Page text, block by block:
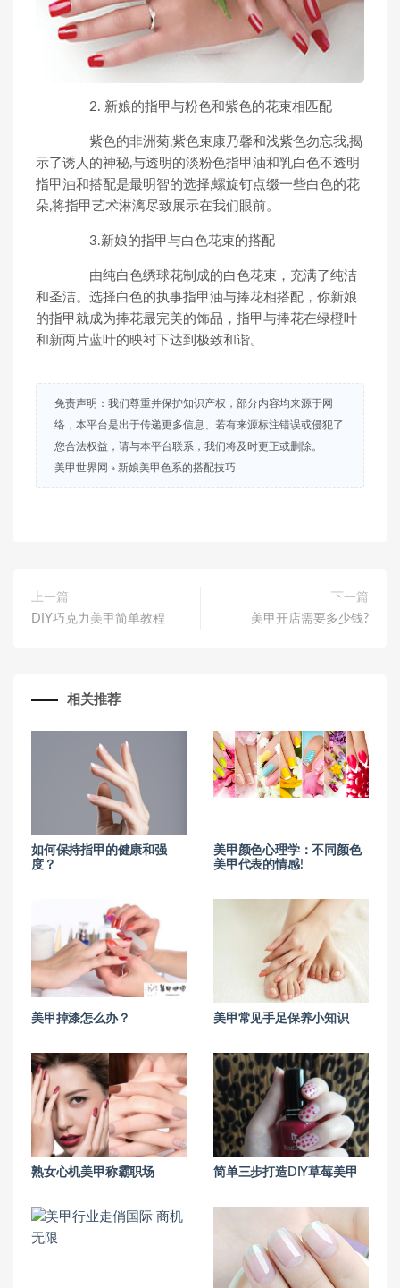
2. 新娘的指甲与粉色和紫色的花束相匹配
紫色的非洲菊,紫色束康乃馨和浅紫色勿忘我,揭
示了诱人的神秘,与透明的淡粉色指甲油和乳白色不透明
指甲油和搭配是最明智的选择,螺旋钉点缀一些白色的花
朵,将指甲艺术淋漓尽致展示在我们眼前。
3.新娘的指甲与白色花束的搭配
由纯白色绣球花制成的白色花束，充满了纯洁
和圣洁。选择白色的执事指甲油与捧花相搭配，你新娘
的指甲就成为捧花最完美的饰品，指甲与捧花在绿橙叶
和新两片蓝叶的映衬下达到极致和谐。
免责声明：我们尊重并保护知识产权，部分内容均来源于网
络，本平台是出于传递更多信息、若有来源标注错误或侵犯了
您合法权益，请与本平台联系，我们将及时更正或删除。
美甲世界网 » 新娘美甲色系的搭配技巧
上一篇
DIY巧克力美甲简单教程
下一篇
美甲开店需要多少钱?
相关推荐
如何保持指甲的健康和强
度？
美甲颜色心理学：不同颜色
美甲代表的情感!
美甲掉漆怎么办？ 美甲常见手足保养小知识
熟女心机美甲称霸职场 简单三步打造DIY草莓美甲